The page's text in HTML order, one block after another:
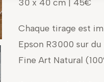
30 x 40 cm | 45€
Chaque tirage est
Epson R3000 sur
Fine Art Natural